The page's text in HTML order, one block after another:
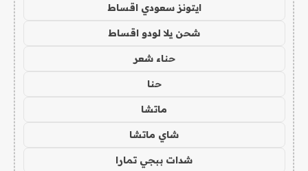
ايتونز سعودي اقساط
شحن يلا لودو اقساط
حناء شعر
حنا
ماتشا
شاي ماتشا
شدات ببجي تمارا